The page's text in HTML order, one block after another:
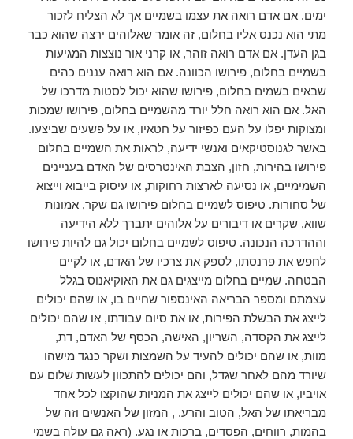
ימים. אם אדם רואה את עצמו בשמיים אך לא הצליח לזכור
מתי הוא נכנס אליו בחלום, זה אומר שאלוהים ירצה שהוא כבר
בגן העדן. אם אדם רואה זוהר, או קרני אור נוצצות המגיעות
בשמיים בחלום, פירושו הכוונה. אם הוא רואה עננים כהים
שבאים בשמים בחלום, פירושו שהוא יכול לסטות מדרכו של
האל. אם הוא רואה חלל יורד מהשמיים בחלום, פירושו שמכות
ומצוקות יפלו על העם כפיזור על חטאיו, או על פשעים שביצעו.
באשר לגנוסטיקאים ואנשי ידיעה, לראות את השמיים בחלום
פירושו בהירות, חזון, הצבת האינטרסים של האדם בעניינים
השמימיים, או נסיעה לארצות רחוקות, או עיסוק בייבוא ​​וייצוא
של סחורות. טיפוס לשמיים בחלום פירושו גם שקר, אמונות
שווא, שקרים או דיבורים על אלוהים יתברך ללא הידיעה
וההדרכה הנכונה. טיפוס לשמיים בחלום יכול גם להיות פירושו
לחפש את פרנסתו, לספק את צרכיו של האדם, או לקיים
הבטחה. שמיים בחלום מייצגים גם את האוקיאנוס בגלל
עצמתם ומספר הבריאה האינספור שחיים בו, או שהם יכולים
לייצג את הבשלת הפירות, או את סיום עבודתו, או שהם יכולים
לייצג את הקסדה, השריון, האישה, הכסף של האדם, דת,
מוות, או שהם יכולים להעיד על השמצות ושקר כנגד מישהו
שיורד מהם לאחר שגדל, והם יכולים להתכוון לעשות שלום עם
אויביו, או שהם יכולים לייצג את המניות שהוקצו לכל אחד
מבריאתו של האל, הטוב והרע. , המזון של האנשים וזה של
בהמות, רווחים, הפסדים, ברכות או נגע. (ראה גם עולה בשמי